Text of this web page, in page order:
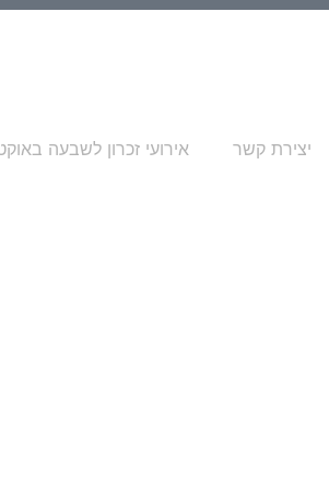
יצירת קשר אירועי זכרון לשבעה